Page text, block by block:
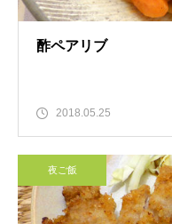
酢ペアリブ
2018.05.25
夜ご飯